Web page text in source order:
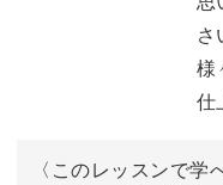
さ
様
仕
〈このレッスンで学